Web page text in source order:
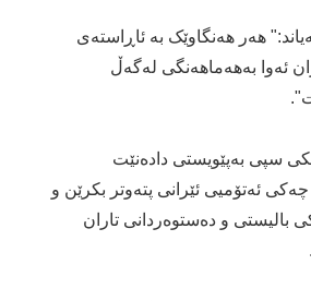
هه‌ر هه‌نگاوێک به‌ ئاڕاسته‌ى
ئه‌وا به‌هه‌ماهه‌نگی له‌گه‌ڵ
سپی به‌پێویستى داده‌نێت
ئه‌تۆمیی ئێرانى پته‌وتر بکرێن و
و ده‌ستوه‌ردانی تاران